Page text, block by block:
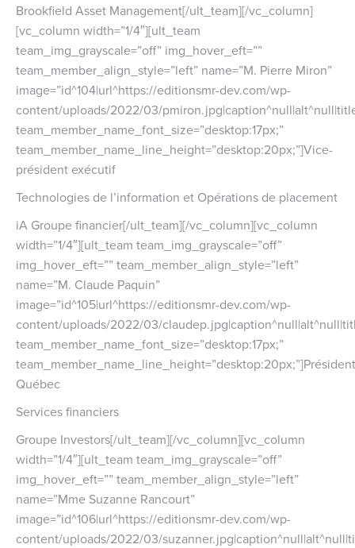
Brookfield Asset Management[/ult_team][/vc_column]
[vc_column width=”1/4″][ult_team
team_img_grayscale=”off” img_hover_eft=””
team_member_align_style=”left” name=”M. Pierre Miron”
image=”id^104|url^https://editionsmr-dev.com/wp-
content/uploads/2022/03/
team_member_name_font_size=”desktop:17px;”
team_member_name_line_height=”desktop:20px;”]Vice-
président exécutif
Technologies de l’information et Opérations de placement
iA Groupe financier[/ult_team][/vc_column][vc_column
width=”1/4″][ult_team team_img_grayscale=”off”
img_hover_eft=”” team_member_align_style=”left”
name=”M. Claude Paquin”
image=”id^105|url^https://editionsmr-dev.com/wp-
content/uploads/2022/03/
team_member_name_font_size=”desktop:17px;”
Québec
Services financiers
Groupe Investors[/ult_team][/vc_column][vc_column
width=”1/4″][ult_team team_img_grayscale=”off”
img_hover_eft=”” team_member_align_style=”left”
name=”Mme Suzanne Rancourt”
image=”id^106|url^https://editionsmr-dev.com/wp-
content/uploads/2022/03/